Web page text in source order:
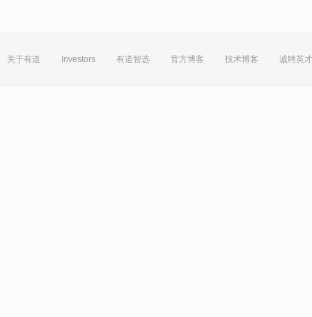
关于有道 Investors 有道智选 官方博客 技术博客 诚聘英才